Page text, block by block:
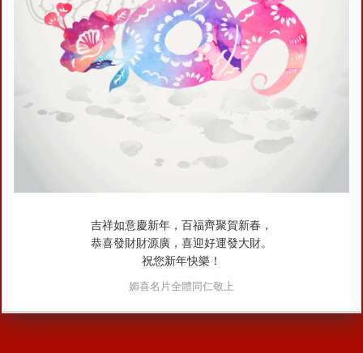
吉祥如意慶新年，百福齊聚賀新春，
恭喜發財財源廣，喜迎好運發大財。
祝您新年快樂！
媚喜名片全體同仁敬上